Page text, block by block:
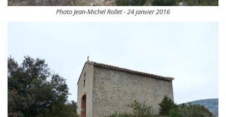
Photo Jean-Michel Rollet - 24 janvier 2016